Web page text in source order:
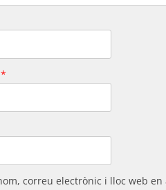
*
correu electrònic i lloc web